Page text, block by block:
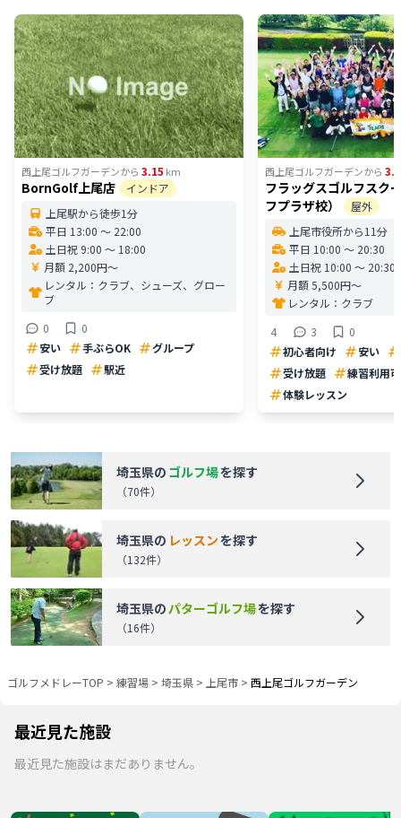
西上尾ゴルフガーデンから 3.15 km
BornGolf上尾店
インドア
上尾駅から徒歩1分
平日 13:00 〜 22:00
土日祝 9:00 〜 18:00
月額 2,200円〜
レンタル： クラブ、シューズ、グロー
ブ
0
0
安い
手ぶらOK
グループ
受け放題
駅近
西上尾ゴルフガーデンから 3.3
フラッグスゴルフスク
フプラザ校）
屋外
上尾市役所から11分
平日 10:00 〜 20:30
土日祝 10:00 〜 20:30
月額 5,500円〜
レンタル： クラブ
4
3
0
初心者向け
安い
受け放題
練習利用可
体験レッスン
埼玉県の ゴルフ場を探す
（70件）
埼玉県の レッスンを探す
（132件）
埼玉県のパターゴルフ場を探す
（16件）
ゴルフメドレーTOP > 練習場 > 埼玉県 > 上尾市 > 西上尾ゴルフガーデン
最近見た施設
最近見た施設はまだありません。